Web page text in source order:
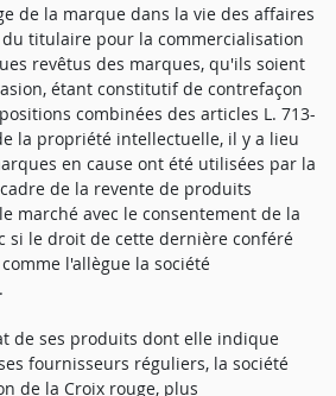
de la marque dans la vie des affaires
titulaire pour la commercialisation
revêtus des marques, qu'ils soient
étant constitutif de contrefaçon
combinées des articles L. 713-
la propriété intellectuelle, il y a lieu
en cause ont été utilisées par la
de la revente de produits
marché avec le consentement de la
si le droit de cette dernière conféré
l'allègue la société
de ses produits dont elle indique
fournisseurs réguliers, la société
de la Croix rouge, plus